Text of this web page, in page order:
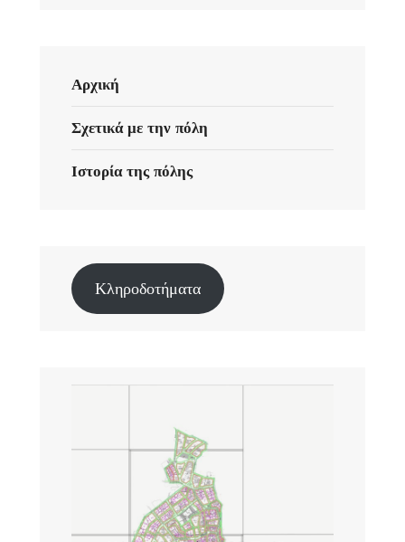
Αρχική
Σχετικά με την πόλη
Ιστορία της πόλης
Κληροδοτήματα